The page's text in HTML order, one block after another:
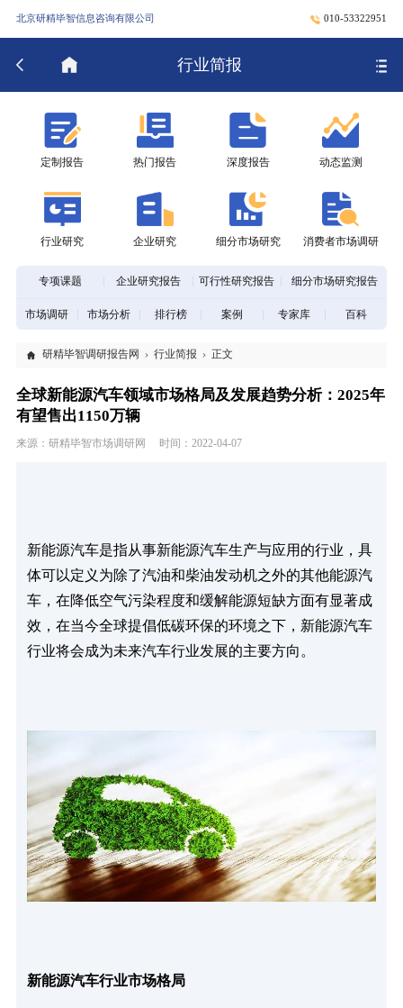
北京研精毕智信息咨询有限公司 010-53322951
行业简报
定制报告 热门报告 深度报告 动态监测
行业研究 企业研究 细分市场研究 消费者市场调研
专项课题 企业研究报告 可行性研究报告 细分市场研究报告
市场调研 市场分析 排行榜 案例 专家库 百科
研精毕智调研报告网 行业简报 正文
全球新能源汽车领域市场格局及发展趋势分析：2025年
有望售出1150万辆
来源：研精毕智市场调研网 时间：2022-04-07
新能源汽车是指从事新能源汽车生产与应用的行业，具
体可以定义为除了汽油和柴油发动机之外的其他能源汽
车，在降低空气污染程度和缓解能源短缺方面有显著成
效，在当今全球提倡低碳环保的环境之下，新能源汽车
行业将会成为未来汽车行业发展的主要方向。
新能源汽车行业市场格局